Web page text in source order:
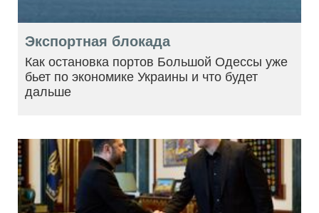
Экспортная блокада
Как остановка портов Большой Одессы уже
бьет по экономике Украины и что будет
дальше